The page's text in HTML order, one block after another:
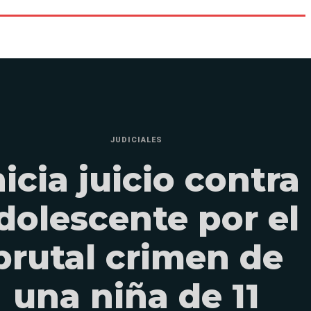
JUDICIALES
juicio contra
por el
crimen de
una niña de 11